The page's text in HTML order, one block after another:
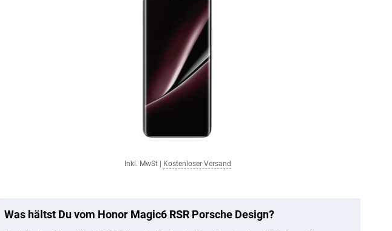
Inkl. MwSt| Kostenloser Versand
Was hältst Du vom Honor Magic6 RSR Porsche Design?